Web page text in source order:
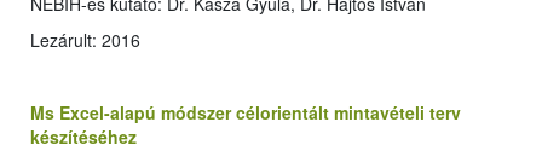
Lezárult: 2016
Ms Excel-alapú módszer célorientált mintavételi terv
készítéséhez